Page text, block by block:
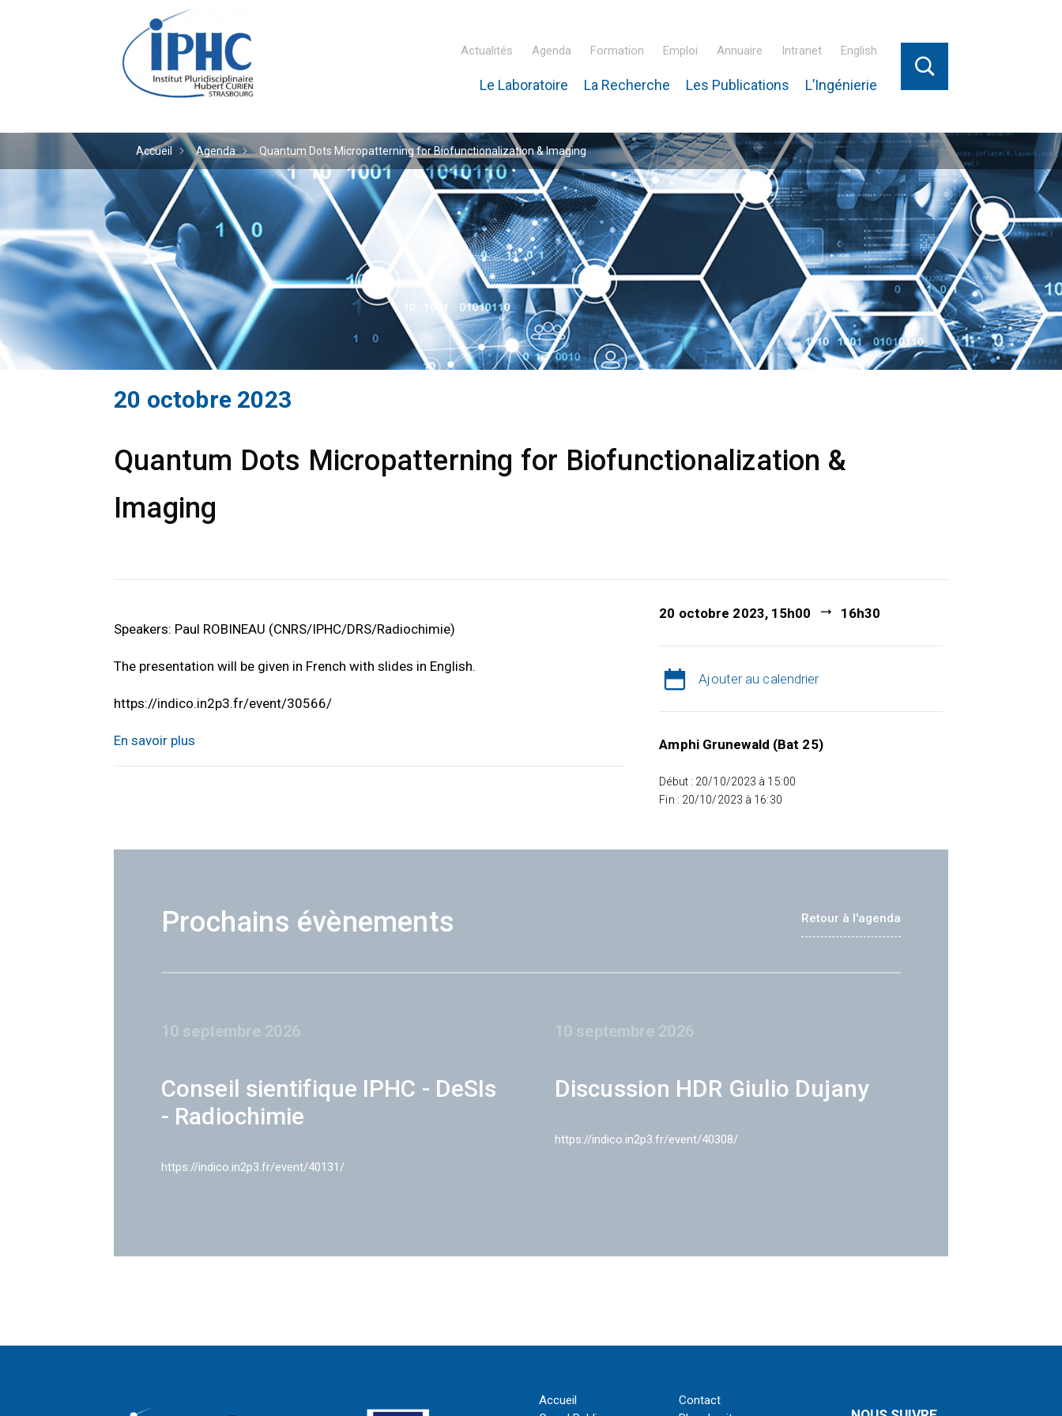
Institut pluridisciplinaire Hubert Curien – IPHC
Actualités Agenda Formation Emploi Annuaire Intranet English
Le Laboratoire La Recherche Les Publications L’Ingénierie
Accueil Agenda Quantum Dots Micropatterning for Biofunctionalization & Imaging
20 octobre 2023
Quantum Dots Micropatterning for Biofunctionalization &
Imaging
Speakers: Paul ROBINEAU (CNRS/IPHC/DRS/Radiochimie)
The presentation will be given in French with slides in English.
https://indico.in2p3.fr/event/30566/
En savoir plus
20 octobre 2023, 15h00 16h30
Ajouter au calendrier
Amphi Grunewald (Bat 25)
Début : 20/10/2023 à 15:00
Fin : 20/10/2023 à 16:30
Prochains évènements Retour à l'agenda
10 septembre 2026
Conseil sientifique IPHC - DeSIs
- Radiochimie
https://indico.in2p3.fr/event/40131/
10 septembre 2026
Discussion HDR Giulio Dujany
https://indico.in2p3.fr/event/40308/
Accueil
Contact